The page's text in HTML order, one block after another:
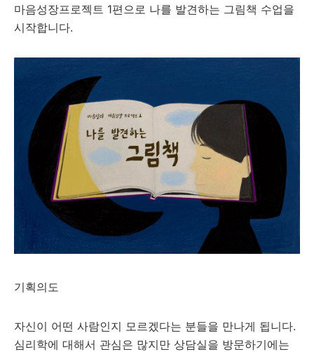
마음성장프로젝트 1편으로 나를 발견하는 그림책 수업을
시작합니다.
기획의도
자신이 어떤 사람인지 모르겠다는 분들을 만나게 됩니다.
심리학에 대해서 관심은 많지만 상담실을 방문하기에는